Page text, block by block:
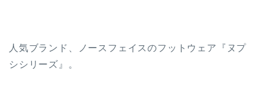
人気ブランド、ノースフェイスのフットウェア『ヌプ
シシリーズ』。